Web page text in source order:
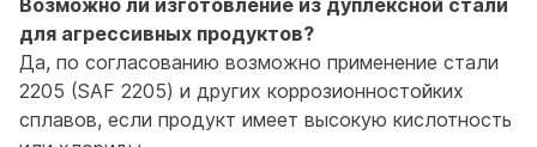
Возможно ли изготовление из дуплексной стали
для агрессивных продуктов?
Да, по согласованию возможно применение стали
2205 (SAF 2205) и других коррозионностойких
сплавов, если продукт имеет высокую кислотность